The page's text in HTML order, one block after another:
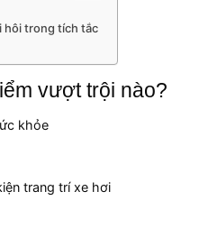
hôi trong tích tắc
vượt trội nào?
khỏe
trang trí xe hơi